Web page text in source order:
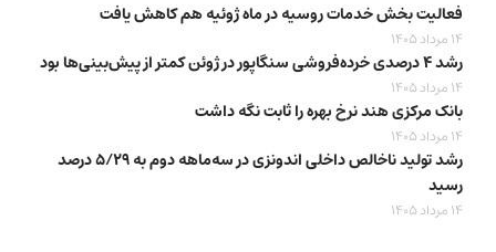
فعالیت بخش خدمات روسیه در ماه ژوئیه هم کاهش یافت
14 مرداد 1405
رشد ۴ درصدی خرده‌فروشی سنگاپور در ژوئن کمتر از پیش‌بینی‌ها بود
14 مرداد 1405
بانک مرکزی هند نرخ بهره را ثابت نگه داشت
14 مرداد 1405
رشد تولید ناخالص داخلی اندونزی در سه‌ماهه دوم به ۵/۲۹ درصد
رسید
14 مرداد 1405